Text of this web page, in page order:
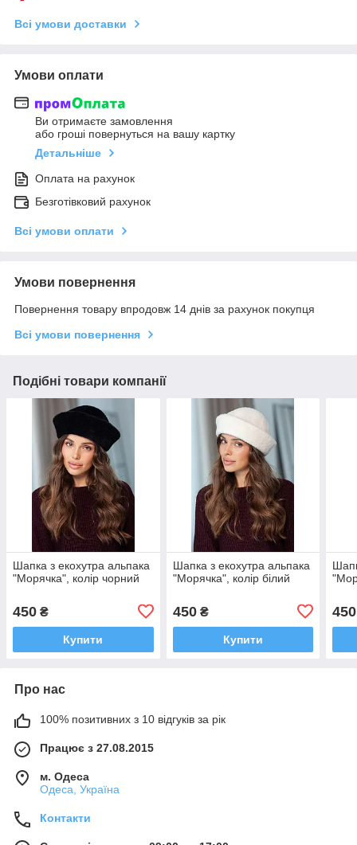
Всі умови доставки
Умови оплати
Ви отримаєте замовлення
або гроші повернуться на вашу картку
Детальніше
Оплата на рахунок
Безготівковий рахунок
Всі умови оплати
Умови повернення
Повернення товару впродовж 14 днів за рахунок покупця
Всі умови повернення
Подібні товари компанії
Шапка з екохутра альпака
"Морячка", колір чорний
450 ₴
Купити
Шапка з екохутра альпака
"Морячка", колір білий
450₴
Купити
450
Про нас
100% позитивних з 10 відгуків за рік
Працює з 27.08.2015
м. Одеса
Одеса, Україна
Контакти